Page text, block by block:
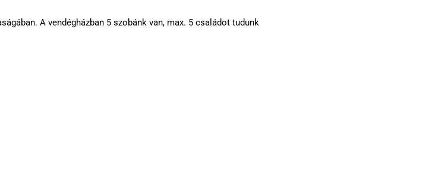
A vendégházban 5 szobánk van, max. 5 családot tudunk